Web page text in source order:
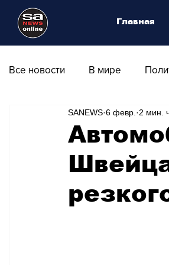
Все новости В мире
Общество Армия
Культура
SANEWS 6 февр. 2 мин.
Главная